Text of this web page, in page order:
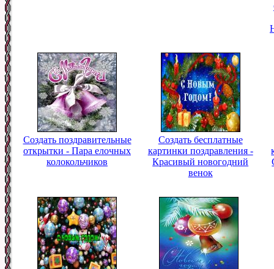
Создать поздравительные
открытки - Пара елочных
колокольчиков
Создать бесплатные
картинки поздравления -
Красивый новогодний
венок